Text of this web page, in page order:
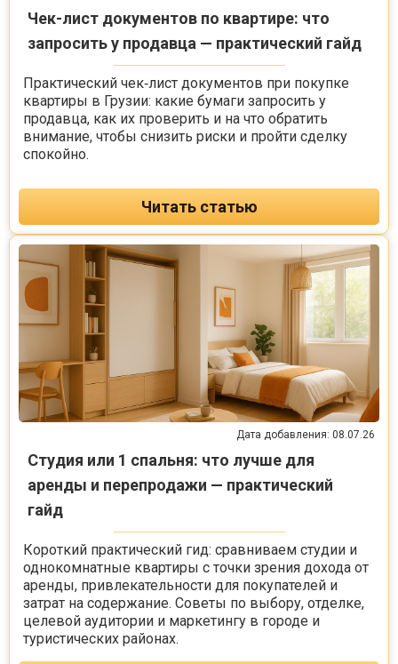
Чек-лист документов по квартире: что
запросить у продавца — практический гайд
Практический чек‑лист документов при покупке
квартиры в Грузии: какие бумаги запросить у
продавца, как их проверить и на что обратить
внимание, чтобы снизить риски и пройти сделку
спокойно.
Читать статью
Дата добавления: 08.07.26
Студия или 1 спальня: что лучше для
аренды и перепродажи — практический
гайд
Короткий практический гид: сравниваем студии и
однокомнатные квартиры с точки зрения дохода от
аренды, привлекательности для покупателей и
затрат на содержание. Советы по выбору, отделке,
целевой аудитории и маркетингу в городе и
туристических районах.